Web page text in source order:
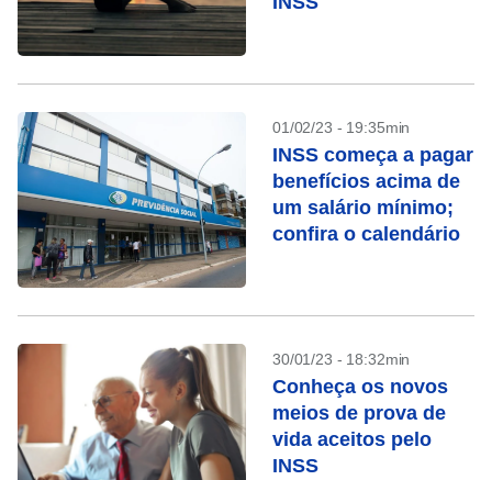
01/02/23 - 19:35min
INSS começa a pagar
benefícios acima de
um salário mínimo;
confira o calendário
30/01/23 - 18:32min
Conheça os novos
meios de prova de
vida aceitos pelo
INSS